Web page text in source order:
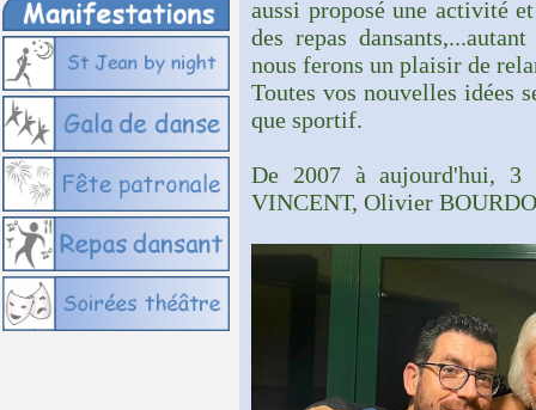
aussi proposé une activité
des repas
nous ferons un plaisir de
Toutes vos nouvelles idées
que sportif.
De 2007 à aujourd'hui, 3
VINCENT, Olivier